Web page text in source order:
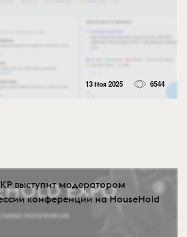
13 Ноя 2025 6544
выступит модератором
конференции на HouseHold